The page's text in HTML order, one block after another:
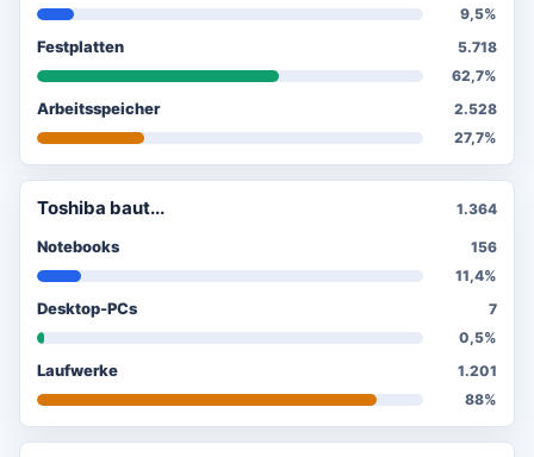
9,5%
Festplatten
5.718
62,7%
Arbeitsspeicher
2.528
27,7%
Toshiba baut... 1.364
Notebooks
156
11,4%
Desktop-PCs
7
0,5%
Laufwerke
1.201
88%